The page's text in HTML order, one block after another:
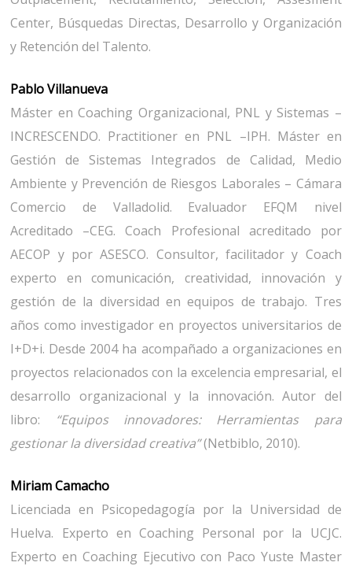
Center, Búsquedas Directas, Desarrollo y Organización
y Retención del Talento.
Pablo Villanueva
Máster en Coaching Organizacional, PNL y Sistemas –
INCRESCENDO. Practitioner en PNL –IPH. Máster en
Gestión de Sistemas Integrados de Calidad, Medio
Ambiente y Prevención de Riesgos Laborales – Cámara
Comercio de Valladolid. Evaluador EFQM nivel
Acreditado –CEG. Coach Profesional acreditado por
AECOP y por ASESCO. Consultor, facilitador y Coach
experto en comunicación, creatividad, innovación y
gestión de la diversidad en equipos de trabajo. Tres
años como investigador en proyectos universitarios de
I+D+i. Desde 2004 ha acompañado a organizaciones en
proyectos relacionados con la excelencia empresarial, el
desarrollo organizacional y la innovación. Autor del
libro: “Equipos innovadores: Herramientas para
gestionar la diversidad creativa”(Netbiblo, 2010).
Miriam Camacho
Licenciada en Psicopedagogía por la Universidad de
Huelva. Experto en Coaching Personal por la UCJC.
Experto en Coaching Ejecutivo con Paco Yuste Master